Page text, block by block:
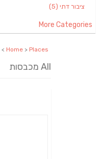
ציבור דתי (5)
More Categories
Home > Places
>
All מכבסות